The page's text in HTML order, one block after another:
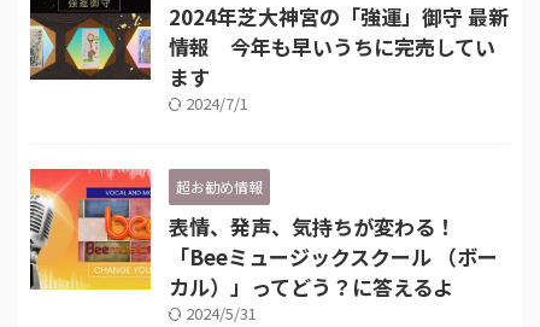
2024年芝大神宮の「強運」御守 最新
情報 今年も早いうちに完売してい
ます
2024/7/1
超お勧め情報
表情、発声、気持ちが変わる！
「Beeミュージックスクール （ボー
カル）」ってどう？に答えるよ
2024/5/31